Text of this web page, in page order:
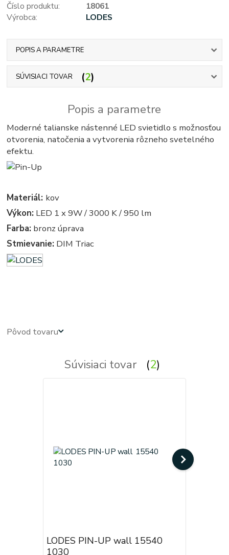
Číslo produktu:
18061
Výrobca:
LODES
POPIS A PARAMETRE
SÚVISIACI TOVAR 2
Popis a parametre
Moderné talianske nástenné LED svietidlo s možnosťou
otvorenia, natočenia a vytvorenia rôzneho svetelného
efektu.
Materiál: kov
Výkon: LED 1 x 9W / 3000 K / 950 lm
Farba: bronz úprava
Stmievanie: DIM Triac
Pôvod tovaru
Súvisiaci tovar 2
LODES PIN-UP wall 15540
1030